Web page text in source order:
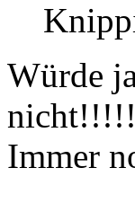
Würde
Immer